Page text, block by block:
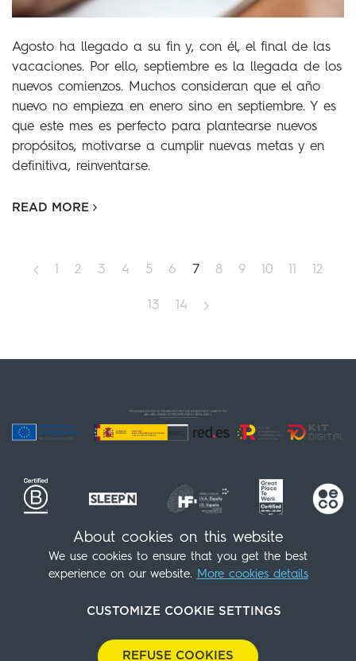
Agosto ha llegado a su fin y, con él, el final de las
vacaciones. Por ello, septiembre es la llegada de los
nuevos comienzos. Muchos consideran que el año
nuevo no empieza en enero sino en septiembre. Y es
que este mes es perfecto para plantearse nuevos
propósitos, motivarse a cumplir nuevas metas y en
definitiva, reinventarse.
READ MORE
2 3 4 5 6 7 8 9 10 12
13 14
Seguici!
(+34) 91 539 98 07
Contatto Politica di Cookies
Avviso legale
Informativa sulla privacy
Informativa sull’ambiente
About cookies on this website
We use cookies to ensure that you get the best
experience on our website. More cookies details
CUSTOMIZE COOKIE SETTINGS
REFUSE COOKIES